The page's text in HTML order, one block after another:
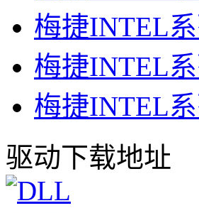
梅捷INTEL
梅捷INTEL
梅捷INTEL
驱动下载地址